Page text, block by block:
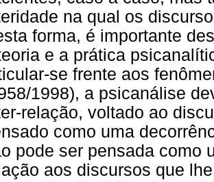
na qual os
forma, é importante
e a prática
se frente aos
1998), a psicanálise
relação, voltado ao
como uma
pode ser pensada como
aos discursos que